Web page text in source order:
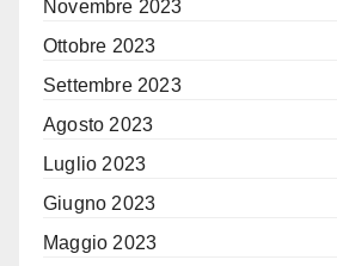
Novembre 2023
Ottobre 2023
Settembre 2023
Agosto 2023
Luglio 2023
Giugno 2023
Maggio 2023